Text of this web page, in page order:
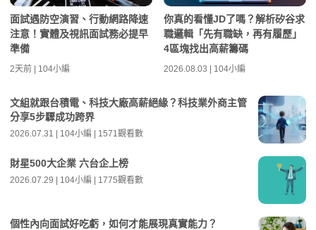
面試遇防空演習、行動網路降速
注意！實體及視訊面試務必提早
準備
2天前 | 104小編
你真的看懂JD了嗎？解析矽谷求
職邏輯「先有職缺，再有履歷」
4區塊找出高薪籌碼
2026.08.03 | 104小編
文組就跟台積電、科技大廠高薪絕緣？科技業外商主管
分享5步驟成功跨界
2026.07.31 | 104小編 | 1571觀看數
財星500大企業 六台企上榜
2026.07.29 | 104小編 | 1775觀看數
個性內向面試好吃虧，如何才能展現真實能力？